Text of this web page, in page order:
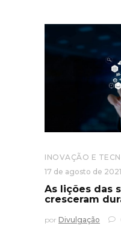
INOVAÇÃO E
17 de agosto de 2021
As lições das
cresceram
por Divulgação